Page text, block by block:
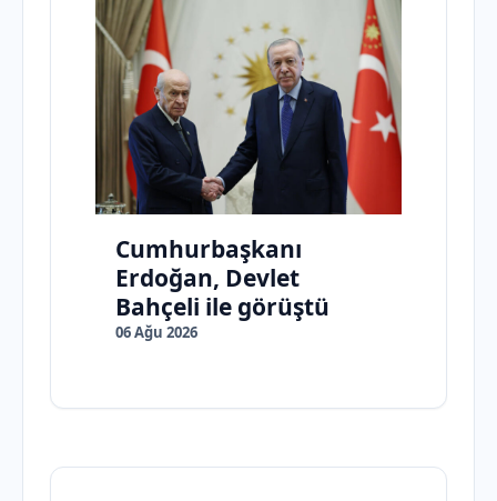
Cumhurbaşkanı
Erdoğan, Devlet
Bahçeli ile görüştü
06 Ağu 2026